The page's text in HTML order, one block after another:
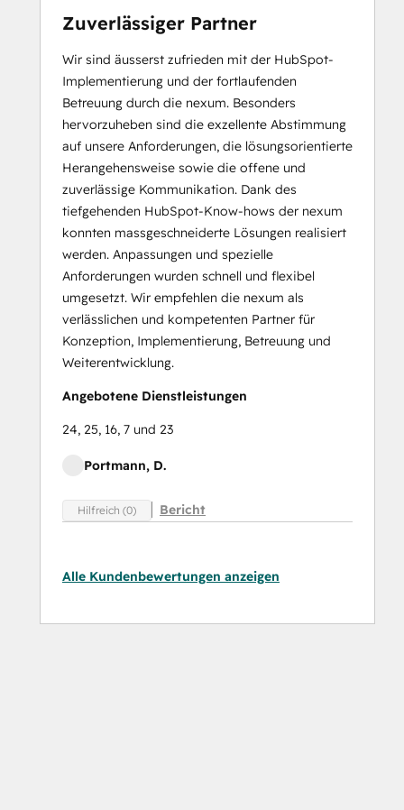
Zuverlässiger Partner
Wir sind äusserst zufrieden mit der HubSpot-
Implementierung und der fortlaufenden
Betreuung durch die nexum. Besonders
hervorzuheben sind die exzellente Abstimmung
auf unsere Anforderungen, die lösungsorientierte
Herangehensweise sowie die offene und
zuverlässige Kommunikation. Dank des
tiefgehenden HubSpot-Know-hows der nexum
konnten massgeschneiderte Lösungen realisiert
werden. Anpassungen und spezielle
Anforderungen wurden schnell und flexibel
umgesetzt. Wir empfehlen die nexum als
verlässlichen und kompetenten Partner für
Konzeption, Implementierung, Betreuung und
Weiterentwicklung.
Angebotene Dienstleistungen
24, 25, 16, 7 und 23
Portmann, D.
Hilfreich (0) Bericht
Alle Kundenbewertungen anzeigen